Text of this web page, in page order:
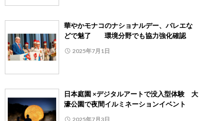
華やかモナコのナショナルデー、バレエな
どで魅了 環境分野でも協力強化確認
2025年7月1日
日本庭園 ×デジタルアートで没入型体験 大
濠公園で夜間イルミネーションイベント
2025年7月3日